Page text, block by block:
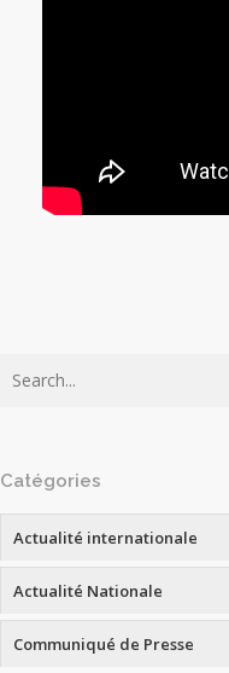
Catégories
Actualité internationale
Actualité Nationale
Communiqué de Presse